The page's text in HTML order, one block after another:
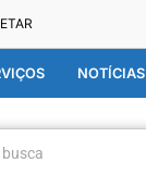
NOTÍCIAS